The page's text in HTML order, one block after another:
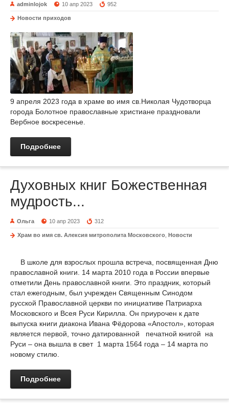
adminlojok 10 апр 2023 952
Новости приходов
9 апреля 2023 года в храме во имя св.Николая Чудотворца
города Болотное православные христиане праздновали
Вербное воскресенье.
Подробнее
Духовных книг Божественная
мудрость...
Ольга 10 апр 2023 312
Храм во имя св. Алексия митрополита Московского Новости
В школе для взрослых прошла встреча, посвященная Дню
православной книги. 14 марта 2010 года в России впервые
отметили День православной книги. Это праздник, который
стал ежегодным, был учрежден Священным Синодом
русской Православной церкви по инициативе Патриарха
Московского и Всея Руси Кирилла. Он приурочен к дате
выпуска книги диакона Ивана Фёдорова «Апостол», которая
является первой, точно датированной печатной книгой на
Руси – она вышла в свет 1 марта 1564 года – 14 марта по
новому стилю.
Подробнее